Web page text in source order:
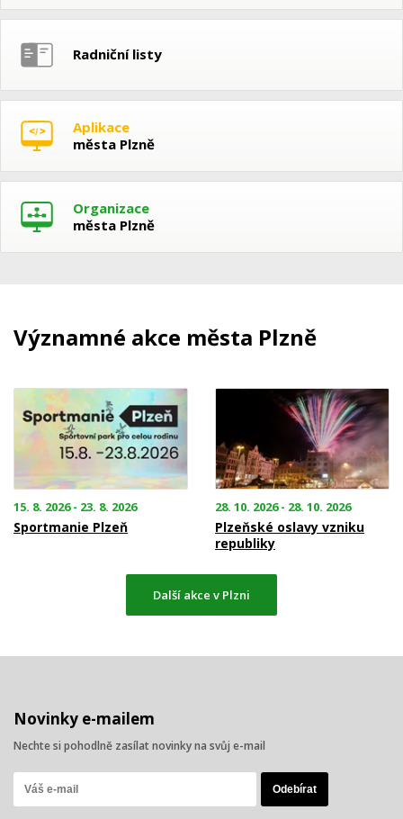
Radniční listy
Aplikace
města Plzně
Organizace
města Plzně
Významné akce města Plzně
15. 8. 2026 - 23. 8. 2026
Sportmanie Plzeň
28. 10. 2026 - 28. 10. 2026
Plzeňské oslavy vzniku
republiky
Další akce v Plzni
Novinky e-mailem
Nechte si pohodlně zasílat novinky na svůj e-mail